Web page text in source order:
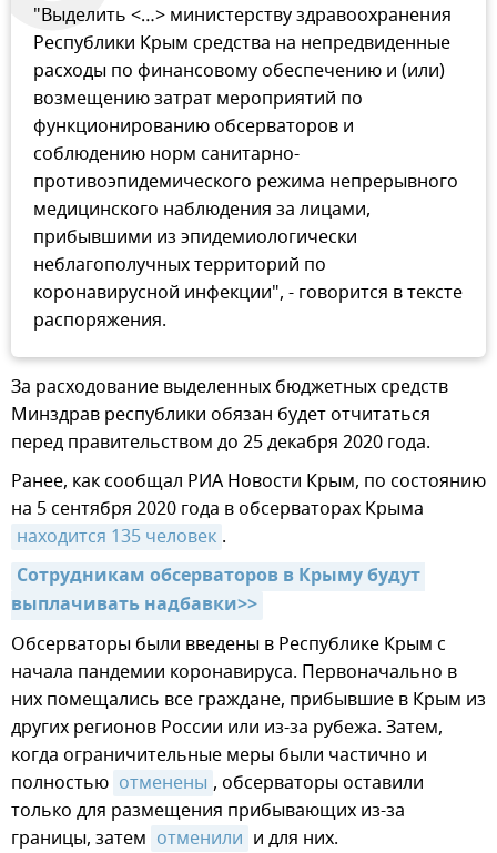
"Выделить <…> министерству здравоохранения
Республики Крым средства на непредвиденные
расходы по финансовому обеспечению и (или)
возмещению затрат мероприятий по
функционированию обсерваторов и
соблюдению норм санитарно-
противоэпидемического режима непрерывного
медицинского наблюдения за лицами,
прибывшими из эпидемиологически
неблагополучных территорий по
коронавирусной инфекции", - говорится в тексте
распоряжения.
За расходование выделенных бюджетных средств
Минздрав республики обязан будет отчитаться
перед правительством до 25 декабря 2020 года.
Ранее, как сообщал РИА Новости Крым, по состоянию
на 5 сентября 2020 года в обсерваторах Крыма
находится 135 человек .
Сотрудникам обсерваторов в Крыму будут
выплачивать надбавки>>
Обсерваторы были введены в Республике Крым с
начала пандемии коронавируса. Первоначально в
них помещались все граждане, прибывшие в Крым из
других регионов России или из-за рубежа. Затем,
когда ограничительные меры были частично и
полностью отменены , обсерваторы оставили
только для размещения прибывающих из-за
границы, затем отменили и для них.